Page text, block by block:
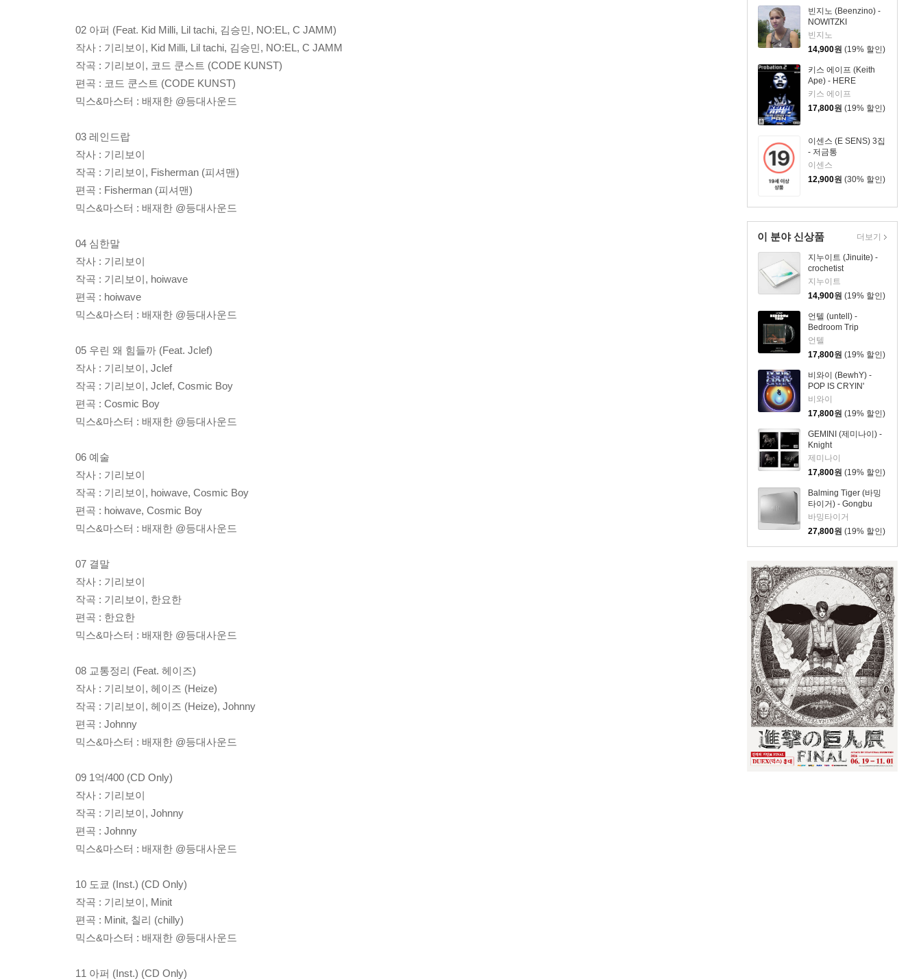
빈지노 (Beenzino) -
NOWITZKI
빈지노
14,900원 (19% 할인)
키스 에이프 (Keith
Ape) - HERE
COMES THE PAIN!
키스 에이프
17,800원 (19% 할인)
이센스 (E SENS) 3집
- 저금통
이센스
12,900원 (30% 할인)
이 분야 신상품
지누이트 (Jinuite) -
crochetist
지누이트
14,900원 (19% 할인)
언텔 (untell) -
Bedroom Trip
언텔
17,800원 (19% 할인)
비와이 (BewhY) -
POP IS CRYIN'
비와이
17,800원 (19% 할인)
GEMINI (제미나이) -
Knight
제미나이
17,800원 (19% 할인)
Balming Tiger (바밍
타이거) - Gongbu
바밍타이거
27,800원 (19% 할인)
더보기
02 아퍼 (Feat. Kid Milli, Lil tachi, 김승민, NO:EL, C JAMM)
작사 : 기리보이, Kid Milli, Lil tachi, 김승민, NO:EL, C JAMM
작곡 : 기리보이, 코드 쿤스트 (CODE KUNST)
편곡 : 코드 쿤스트 (CODE KUNST)
믹스&마스터 : 배재한 @등대사운드
03 레인드랍
작사 : 기리보이
작곡 : 기리보이, Fisherman (피셔맨)
편곡 : Fisherman (피셔맨)
믹스&마스터 : 배재한 @등대사운드
04 심한말
작사 : 기리보이
작곡 : 기리보이, hoiwave
편곡 : hoiwave
믹스&마스터 : 배재한 @등대사운드
05 우린 왜 힘들까 (Feat. Jclef)
작사 : 기리보이, Jclef
작곡 : 기리보이, Jclef, Cosmic Boy
편곡 : Cosmic Boy
믹스&마스터 : 배재한 @등대사운드
06 예술
작사 : 기리보이
작곡 : 기리보이, hoiwave, Cosmic Boy
편곡 : hoiwave, Cosmic Boy
믹스&마스터 : 배재한 @등대사운드
07 결말
작사 : 기리보이
작곡 : 기리보이, 한요한
편곡 : 한요한
믹스&마스터 : 배재한 @등대사운드
08 교통정리 (Feat. 헤이즈)
작사 : 기리보이, 헤이즈 (Heize)
작곡 : 기리보이, 헤이즈 (Heize), Johnny
편곡 : Johnny
믹스&마스터 : 배재한 @등대사운드
09 1억/400 (CD Only)
작사 : 기리보이
작곡 : 기리보이, Johnny
편곡 : Johnny
믹스&마스터 : 배재한 @등대사운드
10 도쿄 (Inst.) (CD Only)
작곡 : 기리보이, Minit
편곡 : Minit, 칠리 (chilly)
믹스&마스터 : 배재한 @등대사운드
11 아퍼 (Inst.) (CD Only)